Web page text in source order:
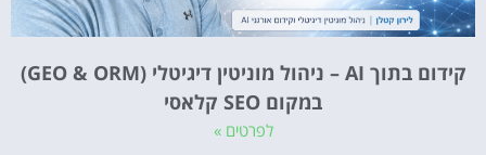
קידום בתוך AI – ניהול מוניטין דיגיטלי (GEO & ORM)
במקום SEO קלאסי
לפרטים »